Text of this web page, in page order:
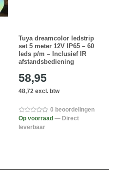
Tuya dreamcolor ledstrip
set 5 meter 12V IP65 – 60
leds p/m – Inclusief IR
afstandsbediening
58,95
48,72 excl. btw
0 beoordelingen
Op voorraad — Direct
leverbaar